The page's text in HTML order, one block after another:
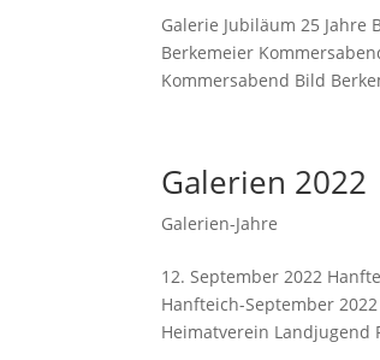
Galerie Jubiläum 25
Berkemeier
Kommersabend Bild
Galerien 2022
Galerien-Jahre
12. September 2022
Hanfteich-September
Heimatverein